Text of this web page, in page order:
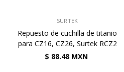
SURTEK
Repuesto de cuchilla de titanio
para CZ16, CZ26, Surtek RCZ2
$ 88.48 MXN